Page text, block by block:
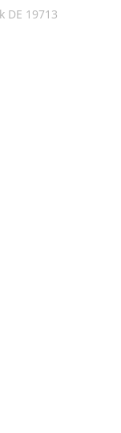
DE 19713